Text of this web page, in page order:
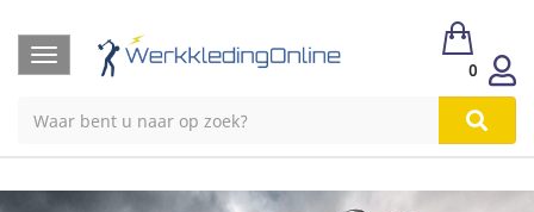
Toggle
navigation
0